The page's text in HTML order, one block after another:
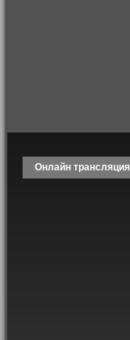
Онлайн трансляция